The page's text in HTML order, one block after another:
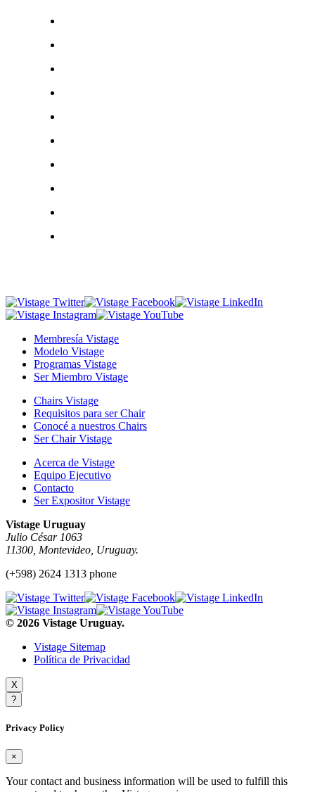
Membresía Vistage
Modelo Vistage
Programas Vistage
Ser Miembro Vistage
Chairs Vistage
Requisitos para ser Chair
Conocé a nuestros Chairs
Ser Chair Vistage
Acerca de Vistage
Equipo Ejecutivo
Contacto
Ser Expositor Vistage
Vistage Uruguay
Julio César 1063
11300, Montevideo, Uruguay.
(+598) 2624 1313 phone
© 2026 Vistage Uruguay.
Vistage Sitemap
Política de Privacidad
X
?
Privacy Policy
×
Your contact and business information will be used to fulfill this